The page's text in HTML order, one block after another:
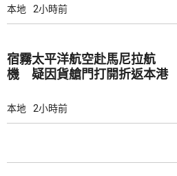
本地 2小時前
宿霧太平洋航空赴馬尼拉航
機 疑因貨艙門打開折返本港
本地 2小時前